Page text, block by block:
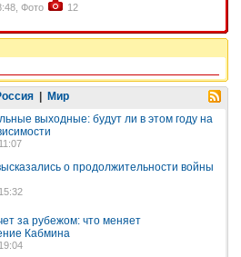
Фото 12
| Мир
выходные: будут ли в этом году на
о продолжительности войны
за рубежом: что меняет
Кабмина